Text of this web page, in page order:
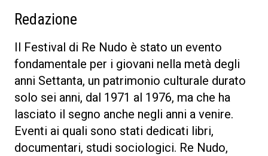
Redazione
Il Festival di Re Nudo è stato un evento
fondamentale per i giovani nella metà degli
anni Settanta, un patrimonio culturale durato
solo sei anni, dal 1971 al 1976, ma che ha
lasciato il segno anche negli anni a venire.
Eventi ai quali sono stati dedicati libri,
documentari, studi sociologici. Re Nudo,